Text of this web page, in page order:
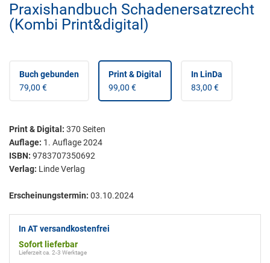
Praxishandbuch Schadenersatzrecht
(Kombi Print&digital)
Buch gebunden
79,00 €
Print & Digital
99,00 €
In LinDa
83,00 €
Print & Digital : 370 Seiten
Auflage: 1. Auflage 2024
ISBN: 9783707350692
Verlag: Linde Verlag
Erscheinungstermin: 03.10.2024
In AT versandkostenfrei
Sofort lieferbar
Lieferzeit ca. 2-3 Werktage